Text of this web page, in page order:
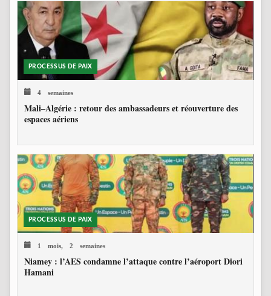
PROCESSUS DE PAIX
4 semaines
Mali–Algérie : retour des ambassadeurs et réouverture des
espaces aériens
PROCESSUS DE PAIX
1 mois, 2 semaines
Niamey : l’AES condamne l’attaque contre l’aéroport Diori
Hamani